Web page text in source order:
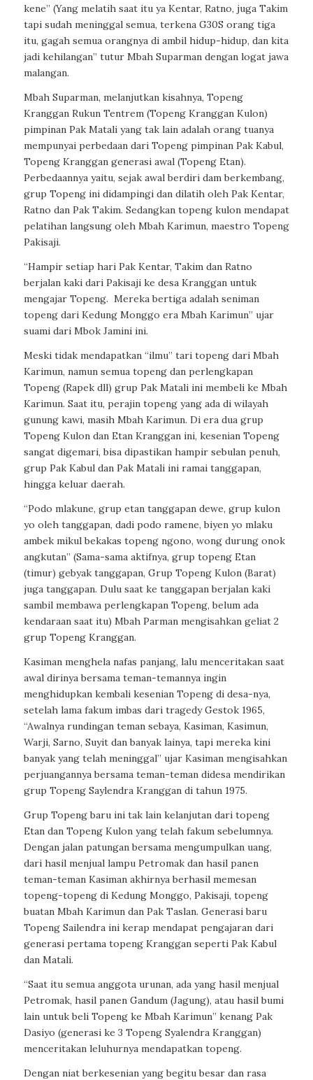
kene” (Yang melatih saat itu ya Kentar, Ratno, juga Takim
tapi sudah meninggal semua, terkena G30S orang tiga
itu, gagah semua orangnya di ambil hidup-hidup, dan kita
jadi kehilangan” tutur Mbah Suparman dengan logat jawa
malangan.
Mbah Suparman, melanjutkan kisahnya, Topeng
Kranggan Rukun Tentrem (Topeng Kranggan Kulon)
pimpinan Pak Matali yang tak lain adalah orang tuanya
mempunyai perbedaan dari Topeng pimpinan Pak Kabul,
Topeng Kranggan generasi awal (Topeng Etan).
Perbedaannya yaitu, sejak awal berdiri dam berkembang,
grup Topeng ini didampingi dan dilatih oleh Pak Kentar,
Ratno dan Pak Takim. Sedangkan topeng kulon mendapat
pelatihan langsung oleh Mbah Karimun, maestro Topeng
Pakisaji.
“Hampir setiap hari Pak Kentar, Takim dan Ratno
berjalan kaki dari Pakisaji ke desa Kranggan untuk
mengajar Topeng. Mereka bertiga adalah seniman
topeng dari Kedung Monggo era Mbah Karimun” ujar
suami dari Mbok Jamini ini.
Meski tidak mendapatkan “ilmu” tari topeng dari Mbah
Karimun, namun semua topeng dan perlengkapan
Topeng (Rapek dll) grup Pak Matali ini membeli ke Mbah
Karimun. Saat itu, perajin topeng yang ada di wilayah
gunung kawi, masih Mbah Karimun. Di era dua grup
Topeng Kulon dan Etan Kranggan ini, kesenian Topeng
sangat digemari, bisa dipastikan hampir sebulan penuh,
grup Pak Kabul dan Pak Matali ini ramai tanggapan,
hingga keluar daerah.
“Podo mlakune, grup etan tanggapan dewe, grup kulon
yo oleh tanggapan, dadi podo ramene, biyen yo mlaku
ambek mikul bekakas topeng ngono, wong durung onok
angkutan” (Sama-sama aktifnya, grup topeng Etan
(timur) gebyak tanggapan, Grup Topeng Kulon (Barat)
juga tanggapan. Dulu saat ke tanggapan berjalan kaki
sambil membawa perlengkapan Topeng, belum ada
kendaraan saat itu) Mbah Parman mengisahkan geliat 2
grup Topeng Kranggan.
Kasiman menghela nafas panjang, lalu menceritakan saat
awal dirinya bersama teman-temannya ingin
menghidupkan kembali kesenian Topeng di desa-nya,
setelah lama fakum imbas dari tragedy Gestok 1965,
“Awalnya rundingan teman sebaya, Kasiman, Kasimun,
Warji, Sarno, Suyit dan banyak lainya, tapi mereka kini
banyak yang telah meninggal” ujar Kasiman mengisahkan
perjuangannya bersama teman-teman didesa mendirikan
grup Topeng Saylendra Kranggan di tahun 1975.
Grup Topeng baru ini tak lain kelanjutan dari topeng
Etan dan Topeng Kulon yang telah fakum sebelumnya.
Dengan jalan patungan bersama mengumpulkan uang,
dari hasil menjual lampu Petromak dan hasil panen
teman-teman Kasiman akhirnya berhasil memesan
topeng-topeng di Kedung Monggo, Pakisaji, topeng
buatan Mbah Karimun dan Pak Taslan. Generasi baru
Topeng Sailendra ini kerap mendapat pengajaran dari
generasi pertama topeng Kranggan seperti Pak Kabul
dan Matali.
“Saat itu semua anggota urunan, ada yang hasil menjual
Petromak, hasil panen Gandum (Jagung), atau hasil bumi
lain untuk beli Topeng ke Mbah Karimun” kenang Pak
Dasiyo (generasi ke 3 Topeng Syalendra Kranggan)
menceritakan leluhurnya mendapatkan topeng.
Dengan niat berkesenian yang begitu besar dan rasa